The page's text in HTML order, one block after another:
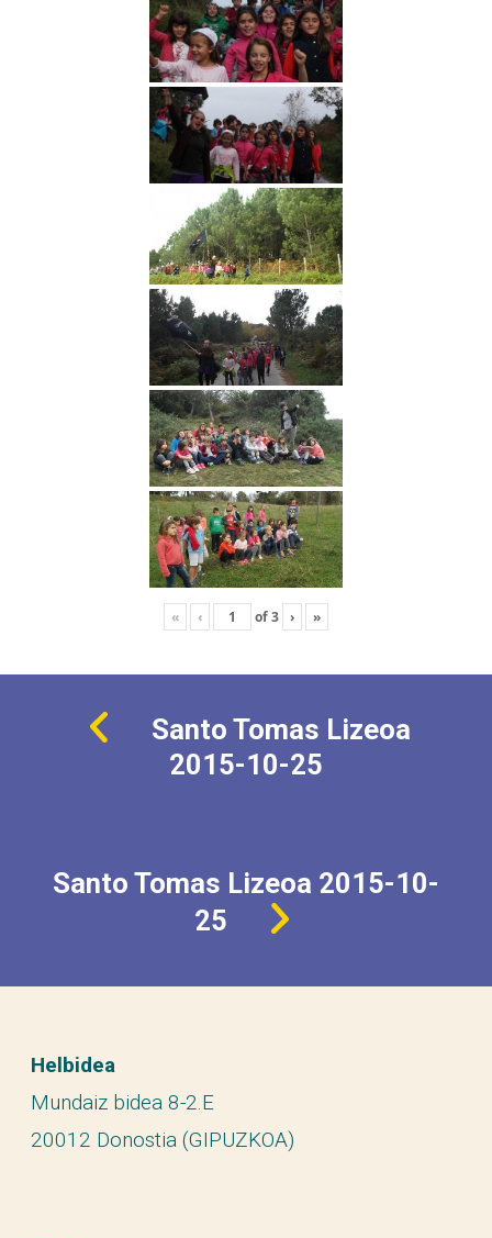
« ‹ of3 › »
Santo Tomas Lizeoa
2015-10-25
Santo Tomas Lizeoa 2015-10-
25
Helbidea
Mundaiz bidea 8-2.E
20012 Donostia (GIPUZKOA)